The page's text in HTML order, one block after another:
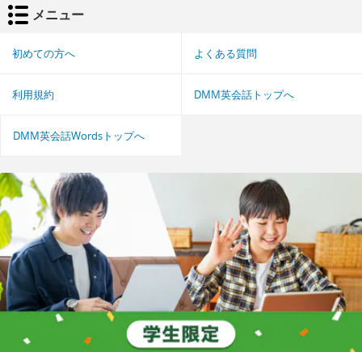
メニュー
初めての方へ よくある質問
利用規約 DMM英会話トップへ
DMM英会話Wordsトップへ